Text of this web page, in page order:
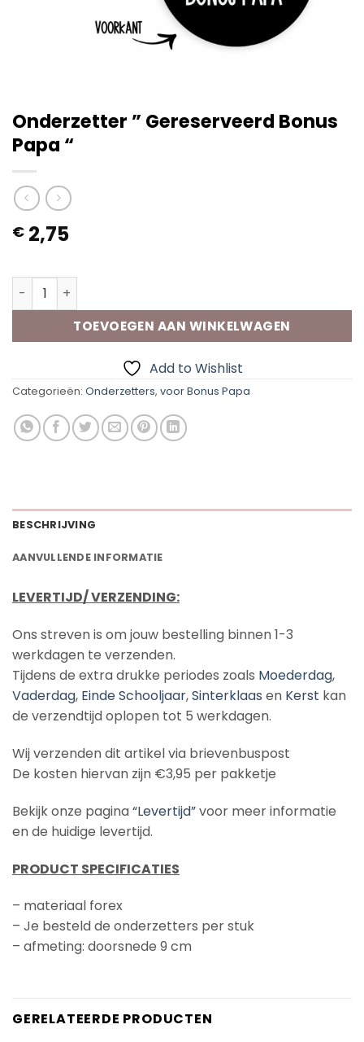
Onderzetter ” Gereserveerd Bonus
Papa “
€ 2,75
Onderzetter " Gereserveerd Bonus Papa " aantal
TOEVOEGEN AAN WINKELWAGEN
Add to Wishlist
Categorieën: Onderzetters, voor Bonus Papa
BESCHRIJVING
AANVULLENDE INFORMATIE
LEVERTIJD/ VERZENDING:
Ons streven is om jouw bestelling binnen 1-3
werkdagen te verzenden.
Tijdens de extra drukke periodes zoals Moederdag,
Vaderdag, Einde Schooljaar,Sinterklaas en Kerst kan
de verzendtijd oplopen tot 5 werkdagen.
Wij verzenden dit artikel via brievenbuspost
De kosten hiervan zijn €3,95 per pakketje
Bekijk onze pagina“Levertijd”voor meer informatie
en de huidige levertijd.
PRODUCT SPECIFICATIES
– materiaal forex
– Je besteld de onderzetters per stuk
– afmeting: doorsnede 9 cm
GERELATEERDE PRODUCTEN